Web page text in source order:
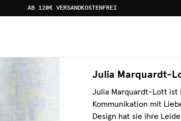
AB 120€ VERSANDKOSTENFREI
Julia Marquardt-
Julia Marquardt-Lott ist
Kommunikation mit
Design hat sie ihre